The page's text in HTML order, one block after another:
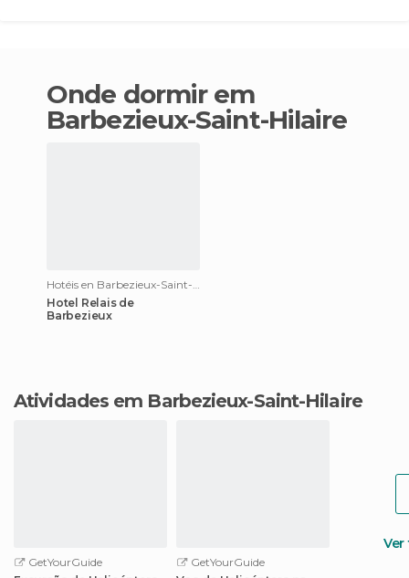
Onde dormir em
Barbezieux-Saint-Hilaire
Hotel Relais de
Barbezieux
Atividades em Barbezieux-Saint-Hilaire
GetYourGuide
GetYourGuide